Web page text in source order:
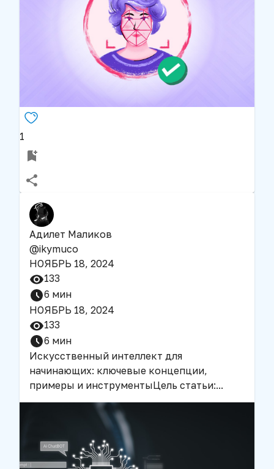
1
Адилет Маликов
@ikymuco
НОЯБРЬ 18, 2024
133
6 мин
НОЯБРЬ 18, 2024
133
6 мин
Искусственный интеллект для
начинающих: ключевые концепции,
примеры и инструментыЦель статьи:...